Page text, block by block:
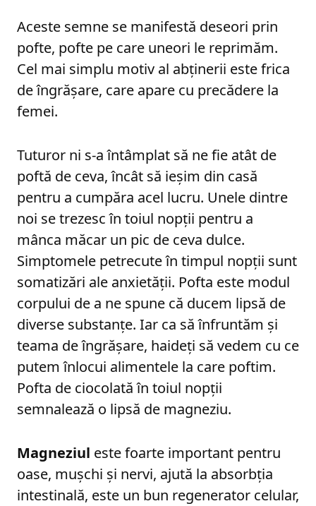
Aceste semne se manifestă deseori prin
pofte, pofte pe care uneori le reprimăm.
Cel mai simplu motiv al abținerii este frica
de îngrășare, care apare cu precădere la
femei.
Tuturor ni s-a întâmplat să ne fie atât de
poftă de ceva, încât să ieșim din casă
pentru a cumpăra acel lucru. Unele dintre
noi se trezesc în toiul nopții pentru a
mânca măcar un pic de ceva dulce.
Simptomele petrecute în timpul nopții sunt
somatizări ale anxietății. Pofta este modul
corpului de a ne spune că ducem lipsă de
diverse substanțe. Iar ca să înfruntăm și
teama de îngrășare, haideți să vedem cu ce
putem înlocui alimentele la care poftim.
Pofta de ciocolată în toiul nopții
semnalează o lipsă de magneziu.
Magneziul este foarte important pentru
oase, mușchi și nervi, ajută la absorbția
intestinală, este un bun regenerator celular,